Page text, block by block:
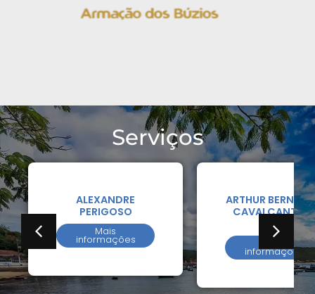
Serviços
ALEXANDRE
PERIGOSO
Mais
informações
ARTHUR
CAVALCANTI
SILVA
informações